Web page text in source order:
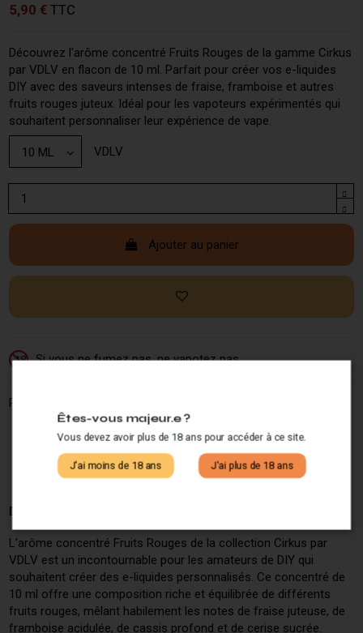
5,90 €TTC
Découvrez l'arôme concentré Fruits Rouges de la gamme Cirkus
par VDLV en flacon de 10 ml. Parfait pour créer vos e-liquides
DIY avec des saveurs intenses de fraise, framboise et autres
fruits rouges juteux. Idéal pour les vapoteurs expérimentés qui
souhaitent personnaliser leur expérience de vape.
VDLV
Ajouter au panier
-18 Si vous ne fumez pas, ne vapotez pas.
Partagez ce produit :
Description
L'arôme concentré Fruits Rouges de la collection Cirkus par
VDLV est un incontournable pour les amateurs de DIY qui
souhaitent créer des e-liquides personnalisés. Ce concentré de
10 ml offre une composition riche et équilibrée de différents
fruits rouges, mêlant habilement les notes de fraise juteuse, de
framboise acidulée, de cassis profond et de cerise sucrée.
Êtes-vous majeur.e ?
Vous devez avoir plus de 18 ans pour accéder à ce site.
J'ai moins de 18 ans J'ai plus de 18 ans